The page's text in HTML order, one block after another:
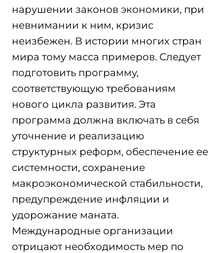
нарушении законов экономики, при
невнимании к ним, кризис
неизбежен. В истории многих стран
мира тому масса примеров. Следует
подготовить программу,
соответствующую требованиям
нового цикла развития. Эта
программа должна включать в себя
уточнение и реализацию
структурных реформ, обеспечение ее
системности, сохранение
макроэкономической стабильности,
предупреждение инфляции и
удорожание маната.
Международные организации
отрицают необходимость мер по